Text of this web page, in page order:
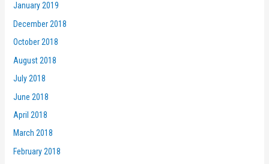
January 2019
December 2018
October 2018
August 2018
July 2018
June 2018
April 2018
March 2018
February 2018